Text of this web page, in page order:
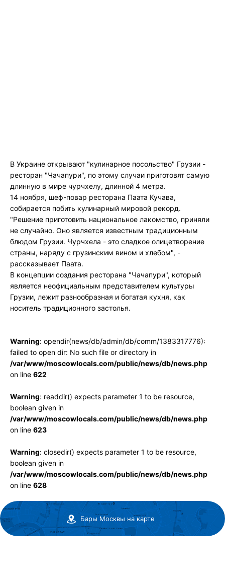
В Украине открывают "кулинарное посольство" Грузии -
ресторан "Чачапури", по этому случаи приготовят самую
длинную в мире чурчхелу, длинной 4 метра.
14 ноября, шеф-повар ресторана Паата Кучава,
собирается побить кулинарный мировой рекорд.
"Решение приготовить национальное лакомство, приняли
не случайно. Оно является известным традиционным
блюдом Грузии. Чурчхела - это сладкое олицетворение
страны, наряду с грузинским вином и хлебом", -
рассказывает Паата.
В концепции создания ресторана "Чачапури", который
является неофициальным представителем культуры
Грузии, лежит разнообразная и богатая кухня, как
носитель традиционного застолья.
Warning: opendir(news/db/admin/db/comm/1383317776):
failed to open dir: No such file or directory in
/var/www/moscowlocals.com/public/news/db/news.php
on line 622
Warning: readdir() expects parameter 1 to be resource,
boolean given in
/var/www/moscowlocals.com/public/news/db/news.php
on line 623
Warning: closedir() expects parameter 1 to be resource,
boolean given in
/var/www/moscowlocals.com/public/news/db/news.php
on line 628
Бары Москвы на карте